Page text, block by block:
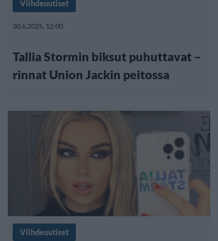
Viihdeuutiset
30.6.2025, 12:00
Tallia Stormin biksut puhuttavat –
rinnat Union Jackin peitossa
Viihdeuutiset